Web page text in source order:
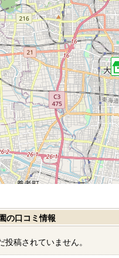
の口コミ情報
投稿されていません。